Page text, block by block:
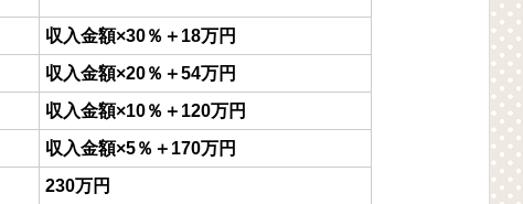
収入金額×30％＋18万円
収入金額×20％＋54万円
収入金額×10％＋120万円
収入金額×5％＋170万円
230万円